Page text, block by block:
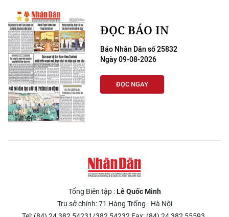
ĐỌC BÁO IN
Báo Nhân Dân số 25832
Ngày 09-08-2026
ĐỌC NGAY
Tổng Biên tập :Lê Quốc Minh
Trụ sở chính: 71 Hàng Trống - Hà Nội